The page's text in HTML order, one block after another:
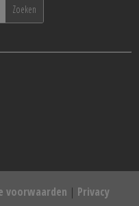
voorwaarden | Privacy